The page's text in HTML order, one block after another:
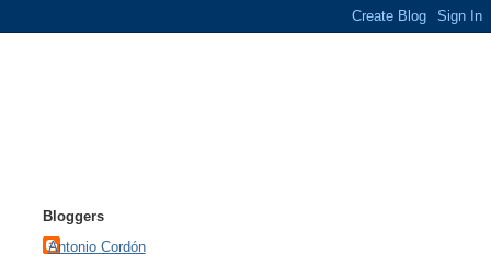
Bloggers
Antonio Cordón